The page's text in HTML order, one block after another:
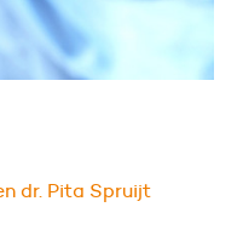
dr. Pita Spruijt